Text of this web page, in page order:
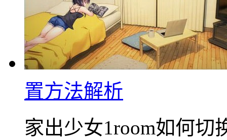
置方法解析
家出少女1room如何切